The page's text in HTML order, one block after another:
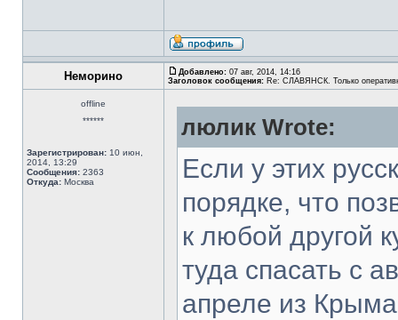
Неморино Добавлено: 07 авг, 2014, 14:16
Заголовок сообщения: Re: СЛАВЯНСК. Только
offline
******
Зарегистрирован: 10 июн,
2014, 13:29
Сообщения: 2363
Откуда: Москва
люлик Wrote:
Если у этих
порядке, что
к любой другой
туда спасать с
апреле из